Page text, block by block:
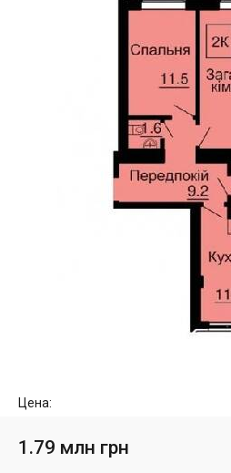
Цена:
1.79 млн грн